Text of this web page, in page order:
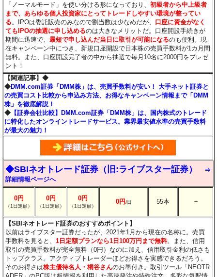
「ノーマルモード」を使い分ける形になっており、初級者から中上級者
まで、あらゆる個人投資家にとってトレードしやすい環境が整ってい
る 。IPOは委託販売のみなので割当数は少なめだが、 口座に資金がなく
てもIPOの抽選に申し込めるのは大きなメリットだ。口座開設手続きが
期間に迅速で、最短で申し込んだ当日に取引が可能になるのも便利。現
在キャンペーン中につき、新規口座開設で日本株の売買手数料が1カ月間
無料。また、口座開設完了者の中から抽選で毎月10名に2000円をプレゼ
ント！
【関連記事】◆
◆DMM.com証券「DMM株」は、売買手数料が安い！ 大手ネット証券と
の売買コスト比較から申込み方法、お得なキャンペーン情報まで「DMM
株」を徹底解説！
◆ 【証券会社比較】DMM.com証券「DMM株」は、国内株式のトレード
に特化したオンライントレードサービス。業界最安値水準の売買手数料
が最大の魅力！
◆SBIネオトレード証券（旧:ライブスター証券）
⇒
詳細情報ページへ
0円
（1日定額）
0円
（1日定額）
0円
（1日定額）
0円/日 55本 －
【SBIネオトレード証券のおすすめポイント】
以前はライブスター証券だったが、2021年1月から現在の名称に。売買
手数料を見ると、1日定額プランなら1日100万円まで無料。また、信用
取引の売買手数料が完全無料（0円）なのに加え、信用取引金利の低さも
トップクラス。アクティブトレーダーほどお得さを実感できるだろう。
そのお得さは株主優待名人・桐谷さんのお墨付き。取引ツール「NEOTR